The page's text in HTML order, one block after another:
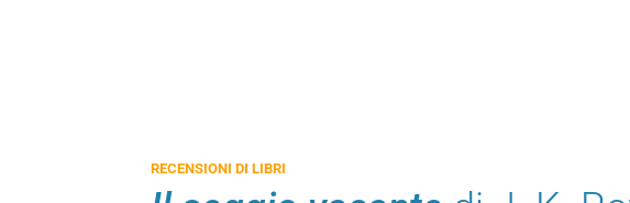
RECENSIONI DI LIBRI